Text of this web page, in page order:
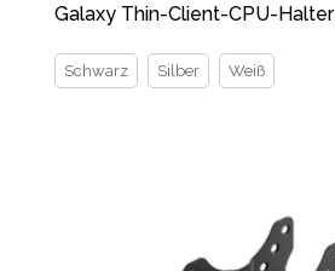
Galaxy Thin-Client-CPU-Halter
Schwarz Silber Weiß